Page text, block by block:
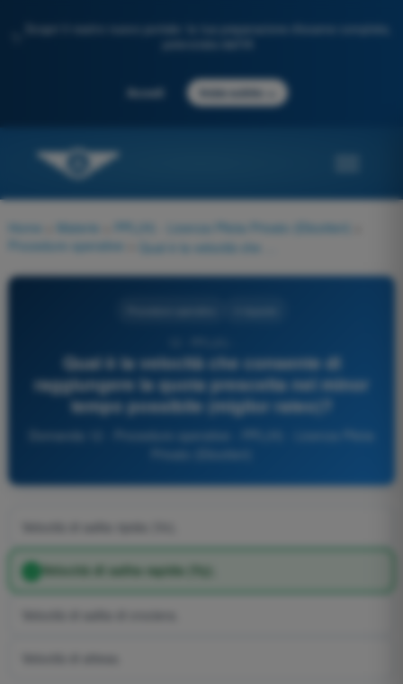
Scopri il nostro nuovo portale: la tua preparazione d'esame completa,
Accedi Inizia subito
Home Materie PPL(H) - Licenza Pilota Privato (Elicotteri)
Procedure operative
Qual è la velocità che consente di
raggiungere la quota prescelta nel minor
tempo possibile (miglior rateo)?
Velocità di salita rapida (Vy).